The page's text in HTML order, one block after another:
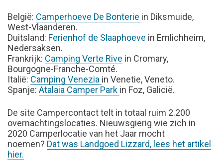
België: Camperhoeve De Bonterie in Diksmuide,
West-Vlaanderen.
Duitsland: Ferienhof de Slaaphoeve in Emlichheim,
Nedersaksen.
Frankrijk: Camping Verte Rive in Cromary,
Bourgogne-Franche-Comté.
Italië: Camping Venezia in Venetie, Veneto.
Spanje: Atalaia Camper Park in Foz, Galicië.
De site Campercontact telt in totaal ruim 2.200
overnachtingslocaties. Nieuwsgierig wie zich in
2020 Camperlocatie van het Jaar mocht
noemen? Dat was Landgoed Lizzard, lees het artikel
hier.